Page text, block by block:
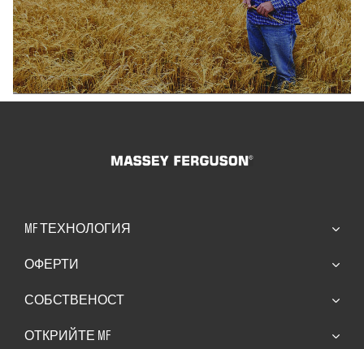
MF ТЕХНОЛОГИЯ
ОФЕРТИ
СОБСТВЕНОСТ
ОТКРИЙТЕ MF